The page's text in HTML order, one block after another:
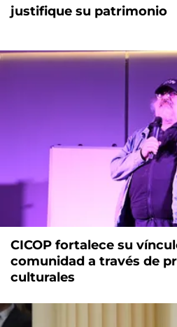
justifique su patrimonio
CICOP fortalece su
comunidad a través de
culturales